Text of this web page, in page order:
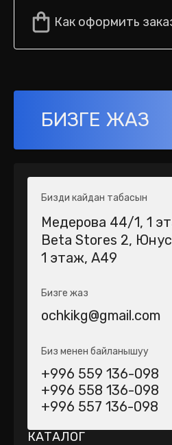
Как оформить
БИЗГЕ ЖАЗ
Бизди кайдан табасын
Медерова 44/1​, 1
Beta Stores 2​,
1 этаж, А49
Бизге жаз
ochkikg@gmail.com
Биз менен байланышуу
+996 559 136-098
+996 558 136-098
+996 557 136-098
КАТАЛОГ